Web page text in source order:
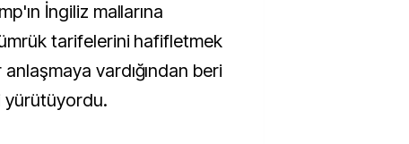
İngiliz mallarına
tarifelerini hafifletmek
anlaşmaya vardığından beri
yürütüyordu.